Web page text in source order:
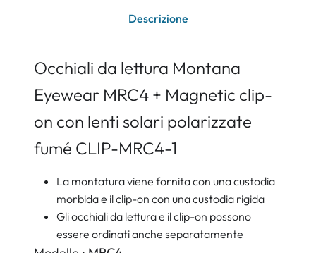
Descrizione
Occhiali da lettura Montana
Eyewear MRC4 + Magnetic clip-
on con lenti solari polarizzate
fumé CLIP-MRC4-1
La montatura viene fornita con una custodia
morbida e il clip-on con una custodia rigida
Gli occhiali da lettura e il clip-on possono
essere ordinati anche separatamente